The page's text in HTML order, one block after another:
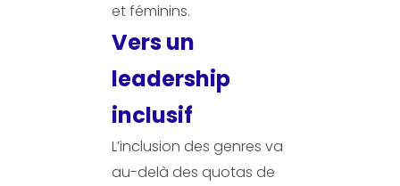
et féminins.
Vers un
leadership
inclusif
L’inclusion des genres va
au-delà des quotas de